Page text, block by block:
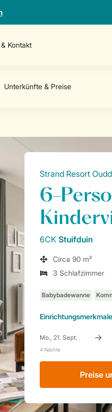
Kontakt
Strand Resort
6-
6CK Stuifduin
Circa 90 m²
3 Schlafzimmer
Einrichtungsmerkmale
Preise